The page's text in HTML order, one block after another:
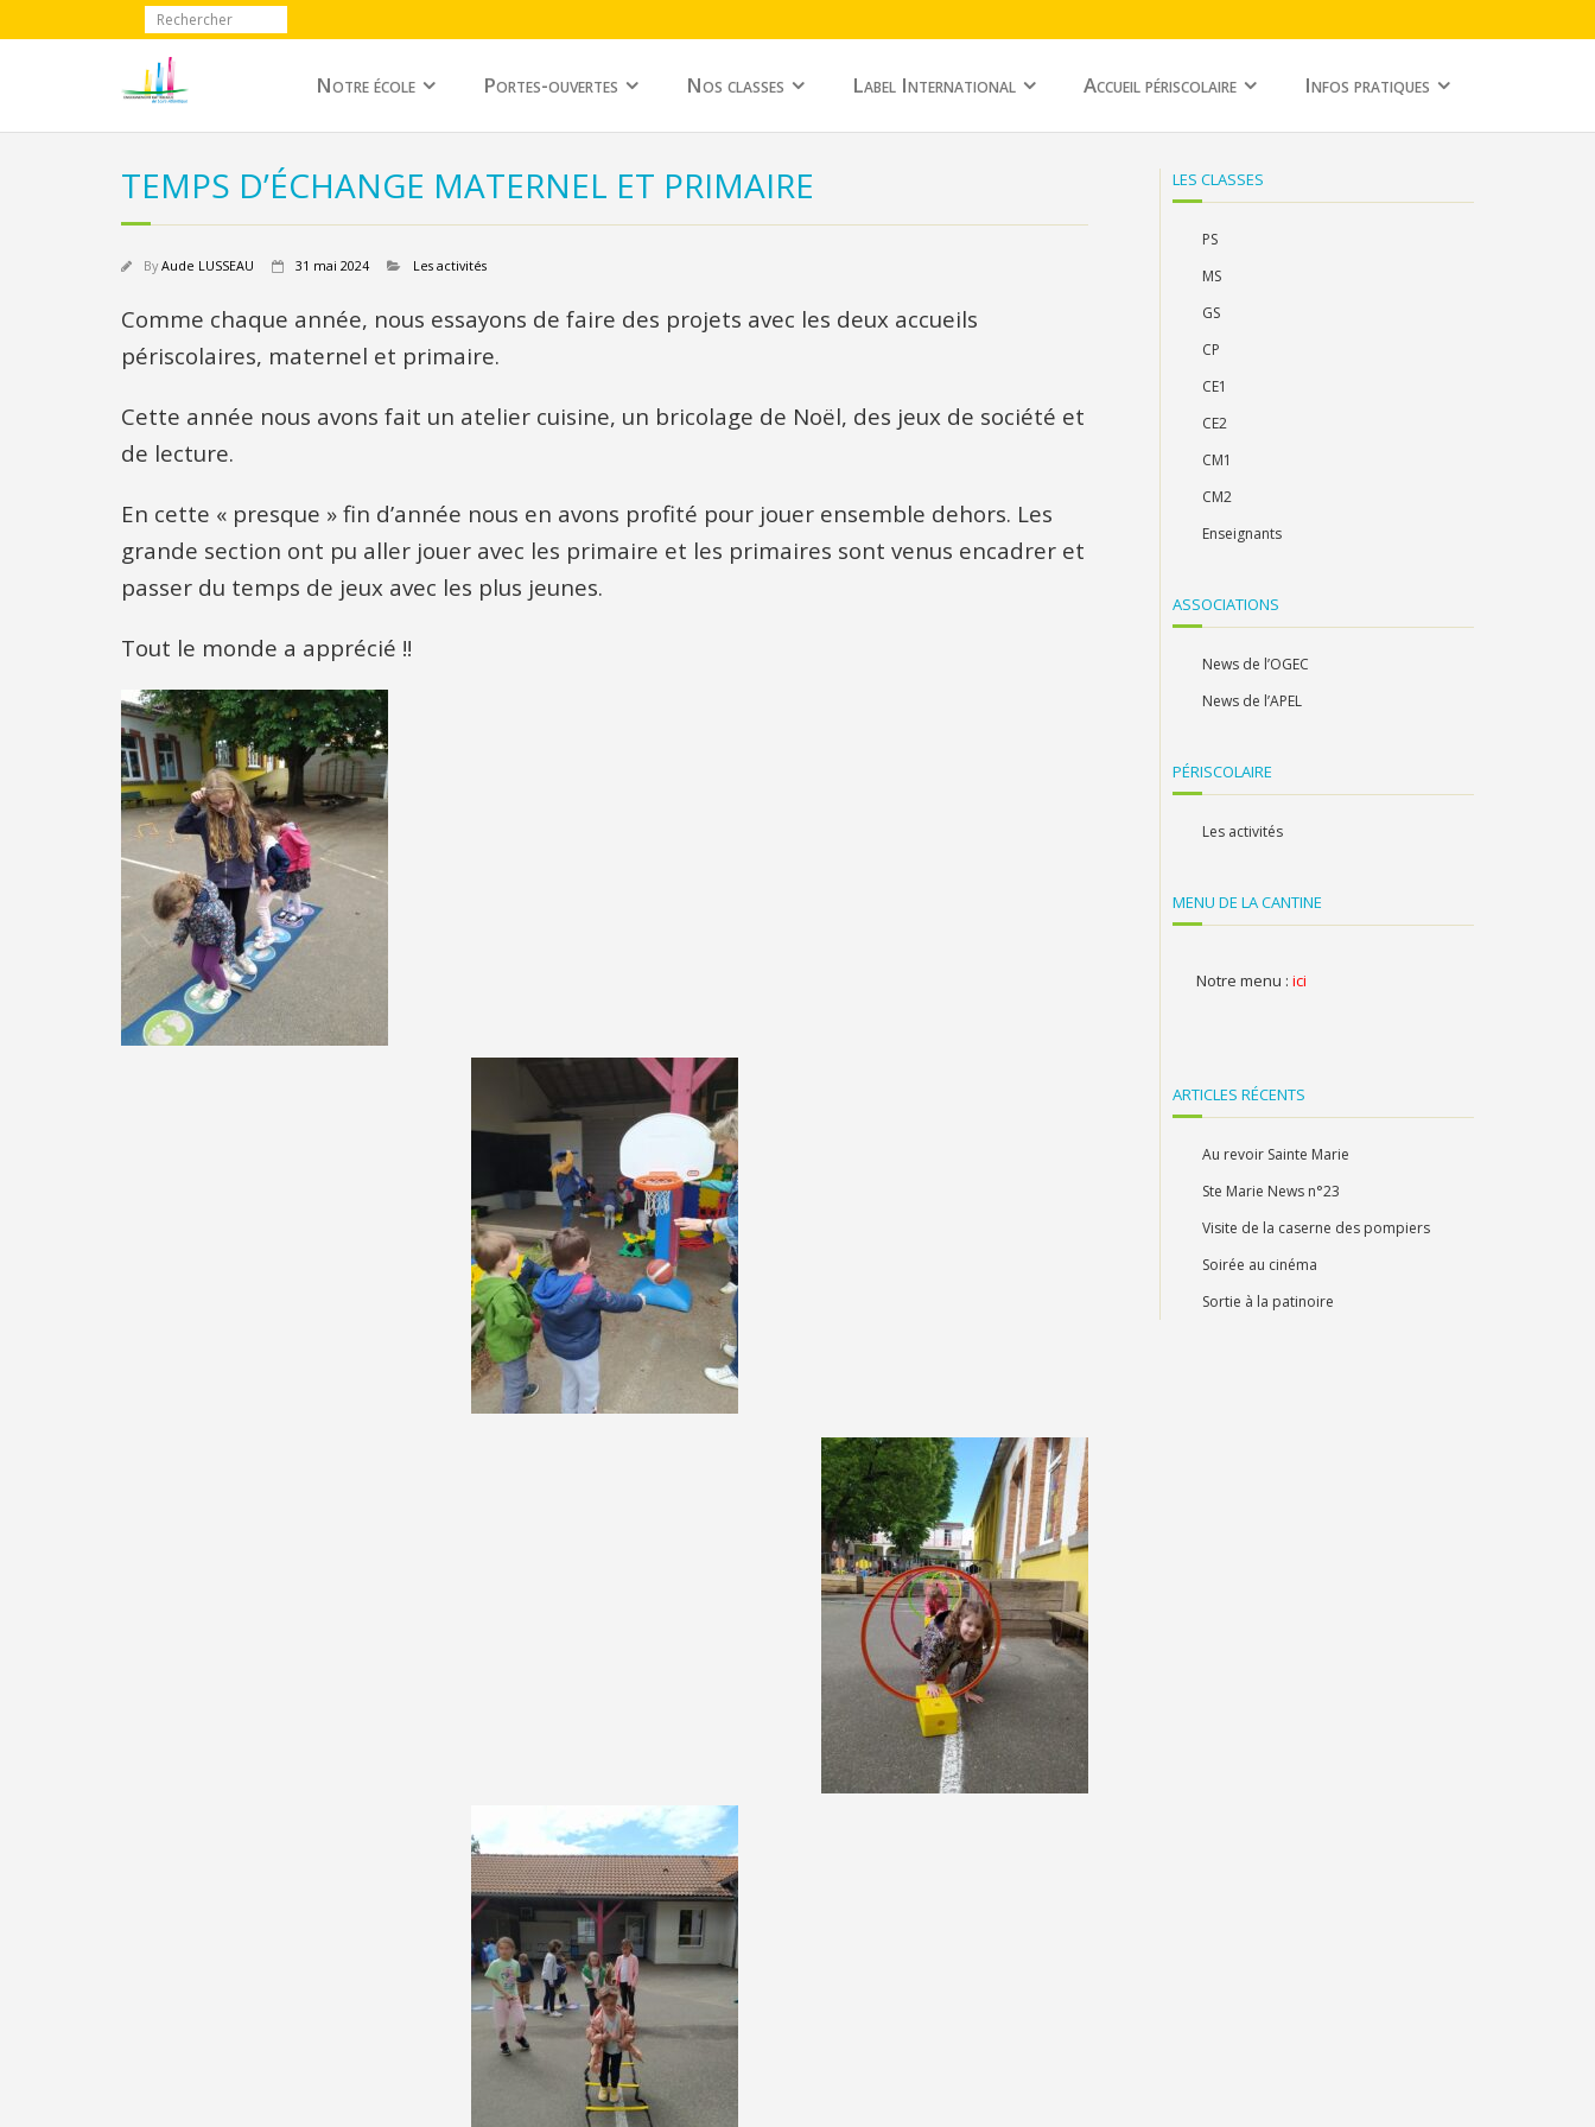
Notre école Portes-ouvertes Nos classes Label International Accueil périscolaire Infos pratiques
TEMPS D’ÉCHANGE MATERNEL ET PRIMAIRE
ByAude LUSSEAU 31 mai 2024 Les activités
Comme chaque année, nous essayons de faire des projets avec les deux accueils
périscolaires, maternel et primaire.
Cette année nous avons fait un atelier cuisine, un bricolage de Noël, des jeux de société et
de lecture.
En cette « presque » fin d’année nous en avons profité pour jouer ensemble dehors. Les
grande section ont pu aller jouer avec les primaire et les primaires sont venus encadrer et
passer du temps de jeux avec les plus jeunes.
Tout le monde a apprécié !!
LES CLASSES
PS
MS
GS
CP
CE1
CE2
CM1
CM2
Enseignants
ASSOCIATIONS
News de l’OGEC
News de l’APEL
PÉRISCOLAIRE
Les activités
MENU DE LA CANTINE
Notre menu : ici
ARTICLES RÉCENTS
Au revoir Sainte Marie
Ste Marie News n°23
Visite de la caserne des pompiers
Soirée au cinéma
Sortie à la patinoire